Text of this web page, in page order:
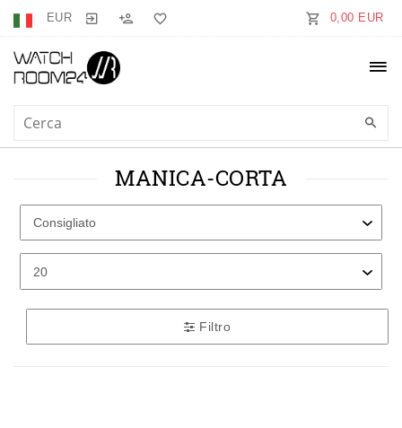
EUR 0,00 EUR
MANICA-CORTA
Filtro